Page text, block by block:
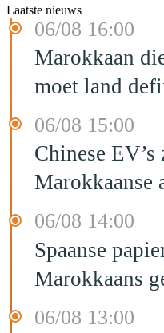
Laatste nieuws
06/08 16:00
Marokkaan
moet land
06/08 15:00
Chinese
Marokkaanse
06/08 14:00
Spaanse
Marokkaans
06/08 13:00